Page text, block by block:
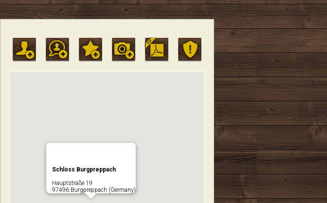
Schloss Burgpreppach
Hauptstraße 19
97496 Burgpreppach (Germany)